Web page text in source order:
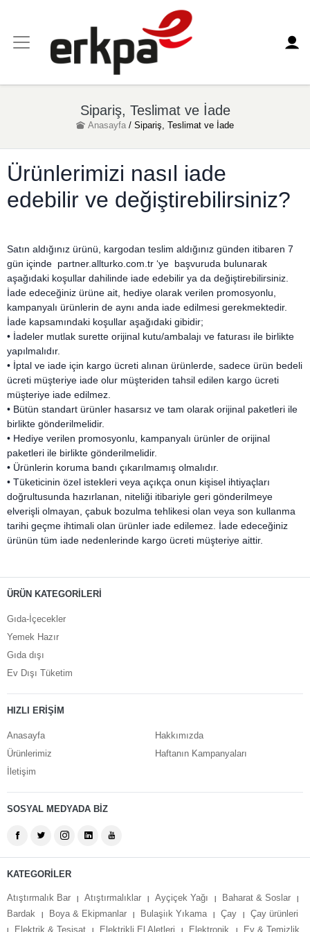
Sipariş, Teslimat ve İade
Anasayfa / Sipariş, Teslimat ve İade
Ürünlerimizi nasıl iade
edebilir ve değiştirebilirsiniz?
Satın aldığınız ürünü, kargodan teslim aldığınız günden itibaren 7
gün içinde partner.allturko.com.tr ‘ye başvuruda bulunarak
aşağıdaki koşullar dahilinde iade edebilir ya da değiştirebilirsiniz.
İade edeceğiniz ürüne ait, hediye olarak verilen promosyonlu,
kampanyalı ürünlerin de aynı anda iade edilmesi gerekmektedir.
İade kapsamındaki koşullar aşağıdaki gibidir;
• İadeler mutlak surette orijinal kutu/ambalajı ve faturası ile birlikte
yapılmalıdır.
• İptal ve iade için kargo ücreti alınan ürünlerde, sadece ürün bedeli
ücreti müşteriye iade olur müşteriden tahsil edilen kargo ücreti
müşteriye iade edilmez.
• Bütün standart ürünler hasarsız ve tam olarak orijinal paketleri ile
birlikte gönderilmelidir.
• Hediye verilen promosyonlu, kampanyalı ürünler de orijinal
paketleri ile birlikte gönderilmelidir.
• Ürünlerin koruma bandı çıkarılmamış olmalıdır.
• Tüketicinin özel istekleri veya açıkça onun kişisel ihtiyaçları
doğrultusunda hazırlanan, niteliği itibariyle geri gönderilmeye
elverişli olmayan, çabuk bozulma tehlikesi olan veya son kullanma
tarihi geçme ihtimali olan ürünler iade edilemez. İade edeceğiniz
ürünün tüm iade nedenlerinde kargo ücreti müşteriye aittir.
ÜRÜN KATEGORİLERİ
Gıda-İçecekler
Yemek Hazır
Gıda dışı
Ev Dışı Tüketim
HIZLI ERİŞİM
Anasayfa
Ürünlerimiz
İletişim
Hakkımızda
Haftanın Kampanyaları
SOSYAL MEDYADA BİZ
KATEGORİLER
Atıştırmalık Bar Atıştırmalıklar Ayçiçek Yağı Baharat & Soslar
Bardak Boya & Ekipmanlar Bulaşiık Yıkama Çay Çay ürünleri
Elektrik & Tesisat Elektrikli El Aletleri Elektronik Ev & Temizlik